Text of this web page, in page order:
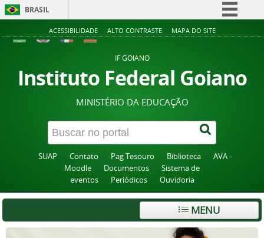
BRASIL
Simplifique!
Acesso à informação
Legislação
Canais
ACESSIBILIDADE ALTO CONTRASTE MAPA DO SITE
IF GOIANO
Instituto Federal Goiano
MINISTÉRIO DA EDUCAÇÃO
SUAP Contato Pag Tesouro Biblioteca
AVA -
Moodle
Documentos
Sistema de
eventos
Periódicos Ouvidoria
MENU